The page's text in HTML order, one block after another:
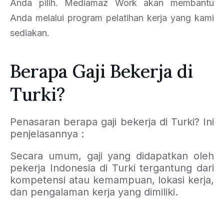
Anda pilih. Mediamaz Work akan membantu
Anda melalui program pelatihan kerja yang kami
sediakan.
Berapa Gaji Bekerja di
Turki?
Penasaran berapa gaji bekerja di Turki? Ini
penjelasannya :
Secara umum, gaji yang didapatkan oleh
pekerja Indonesia di Turki tergantung dari
kompetensi atau kemampuan, lokasi kerja,
dan pengalaman kerja yang dimiliki.